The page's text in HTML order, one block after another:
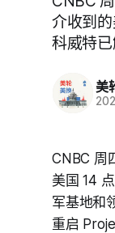
介收到
科威特
美
CNBC 周
美国 14
军基地和
重启